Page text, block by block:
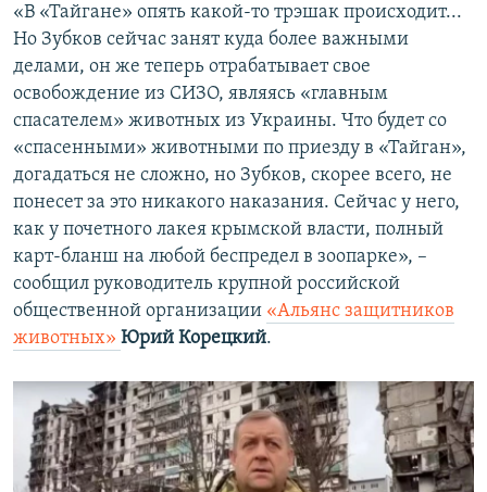
«В «Тайгане» опять какой-то трэшак происходит...
Но Зубков сейчас занят куда более важными
делами, он же теперь отрабатывает свое
освобождение из СИЗО, являясь «главным
спасателем» животных из Украины. Что будет со
«спасенными» животными по приезду в «Тайган»,
догадаться не сложно, но Зубков, скорее всего, не
понесет за это никакого наказания. Сейчас у него,
как у почетного лакея крымской власти, полный
карт-бланш на любой беспредел в зоопарке», –
сообщил руководитель крупной российской
общественной организации «Альянс защитников
животных» Юрий Корецкий.